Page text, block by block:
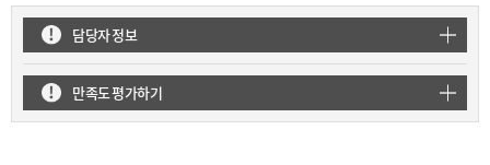
담당자 정보
만족도 평가하기